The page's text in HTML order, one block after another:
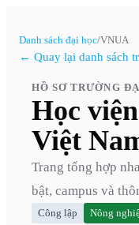
Danh sách đại học/VNUA
← Quay lại danh sách
HỒ SƠ TRƯỜNG
Học
Việt
Trang tổng hợp
bật, campus và
Công lập Nông